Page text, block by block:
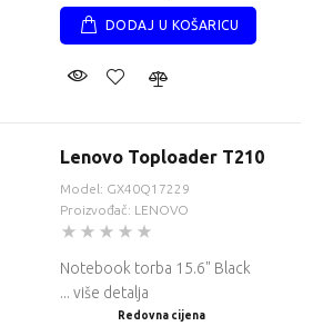
DODAJ U KOŠARICU
Lenovo Toploader T210
Model: GX40Q17229
Proizvođač: LENOVO
Notebook torba 15.6" Black
... više detalja
Redovna cijena